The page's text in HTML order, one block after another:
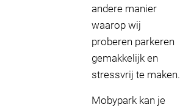
andere manier
waarop wij
proberen parkeren
gemakkelijk en
stressvrij te maken.
Mobypark kan je